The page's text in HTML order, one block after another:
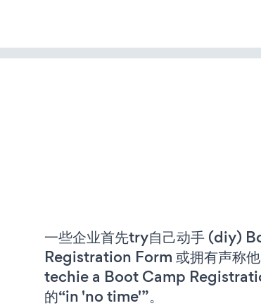
一些企业首先try自己动手 (diy)
Registration Form 或拥有声称
techie a Boot Camp
的“in 'no time'”。